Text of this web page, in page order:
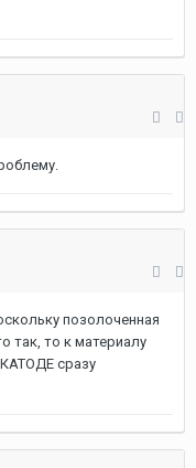
позолоченная
так, то к материалу
сразу